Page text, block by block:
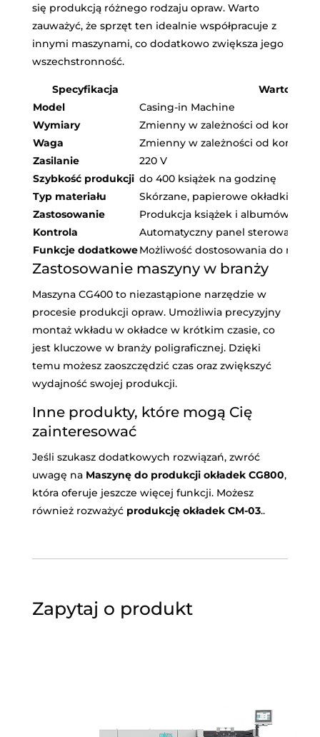
się produkcją różnego rodzaju opraw. Warto
zauważyć, że sprzęt ten idealnie współpracuje z
innymi maszynami, co dodatkowo zwiększa jego
wszechstronność.
Specyfikacja
Wartość
Model
Casing-in Machine
Wymiary
Zmienny w zależności od
Waga
Zmienny w zależności od
Zasilanie
220 V
Szybkość produkcji do 400 książek na godzinę
Typ materiału
Skórzane, papierowe okładki
Zastosowanie
Produkcja książek i albumów
Kontrola
Automatyczny panel sterowania
Funkcje dodatkoweMożliwość dostosowania do
Zastosowanie maszyny w branży
Maszyna CG400 to niezastąpione narzędzie w
procesie produkcji opraw. Umożliwia precyzyjny
montaż wkładu w okładce w krótkim czasie, co
jest kluczowe w branży poligraficznej. Dzięki
temu możesz zaoszczędzić czas oraz zwiększyć
wydajność swojej produkcji.
Inne produkty, które mogą Cię
zainteresować
Jeśli szukasz dodatkowych rozwiązań, zwróć
uwagę na Maszynę do produkcji okładek CG800,
która oferuje jeszcze więcej funkcji. Możesz
również rozważyć produkcję okładek CM-03..
Zapytaj o produkt